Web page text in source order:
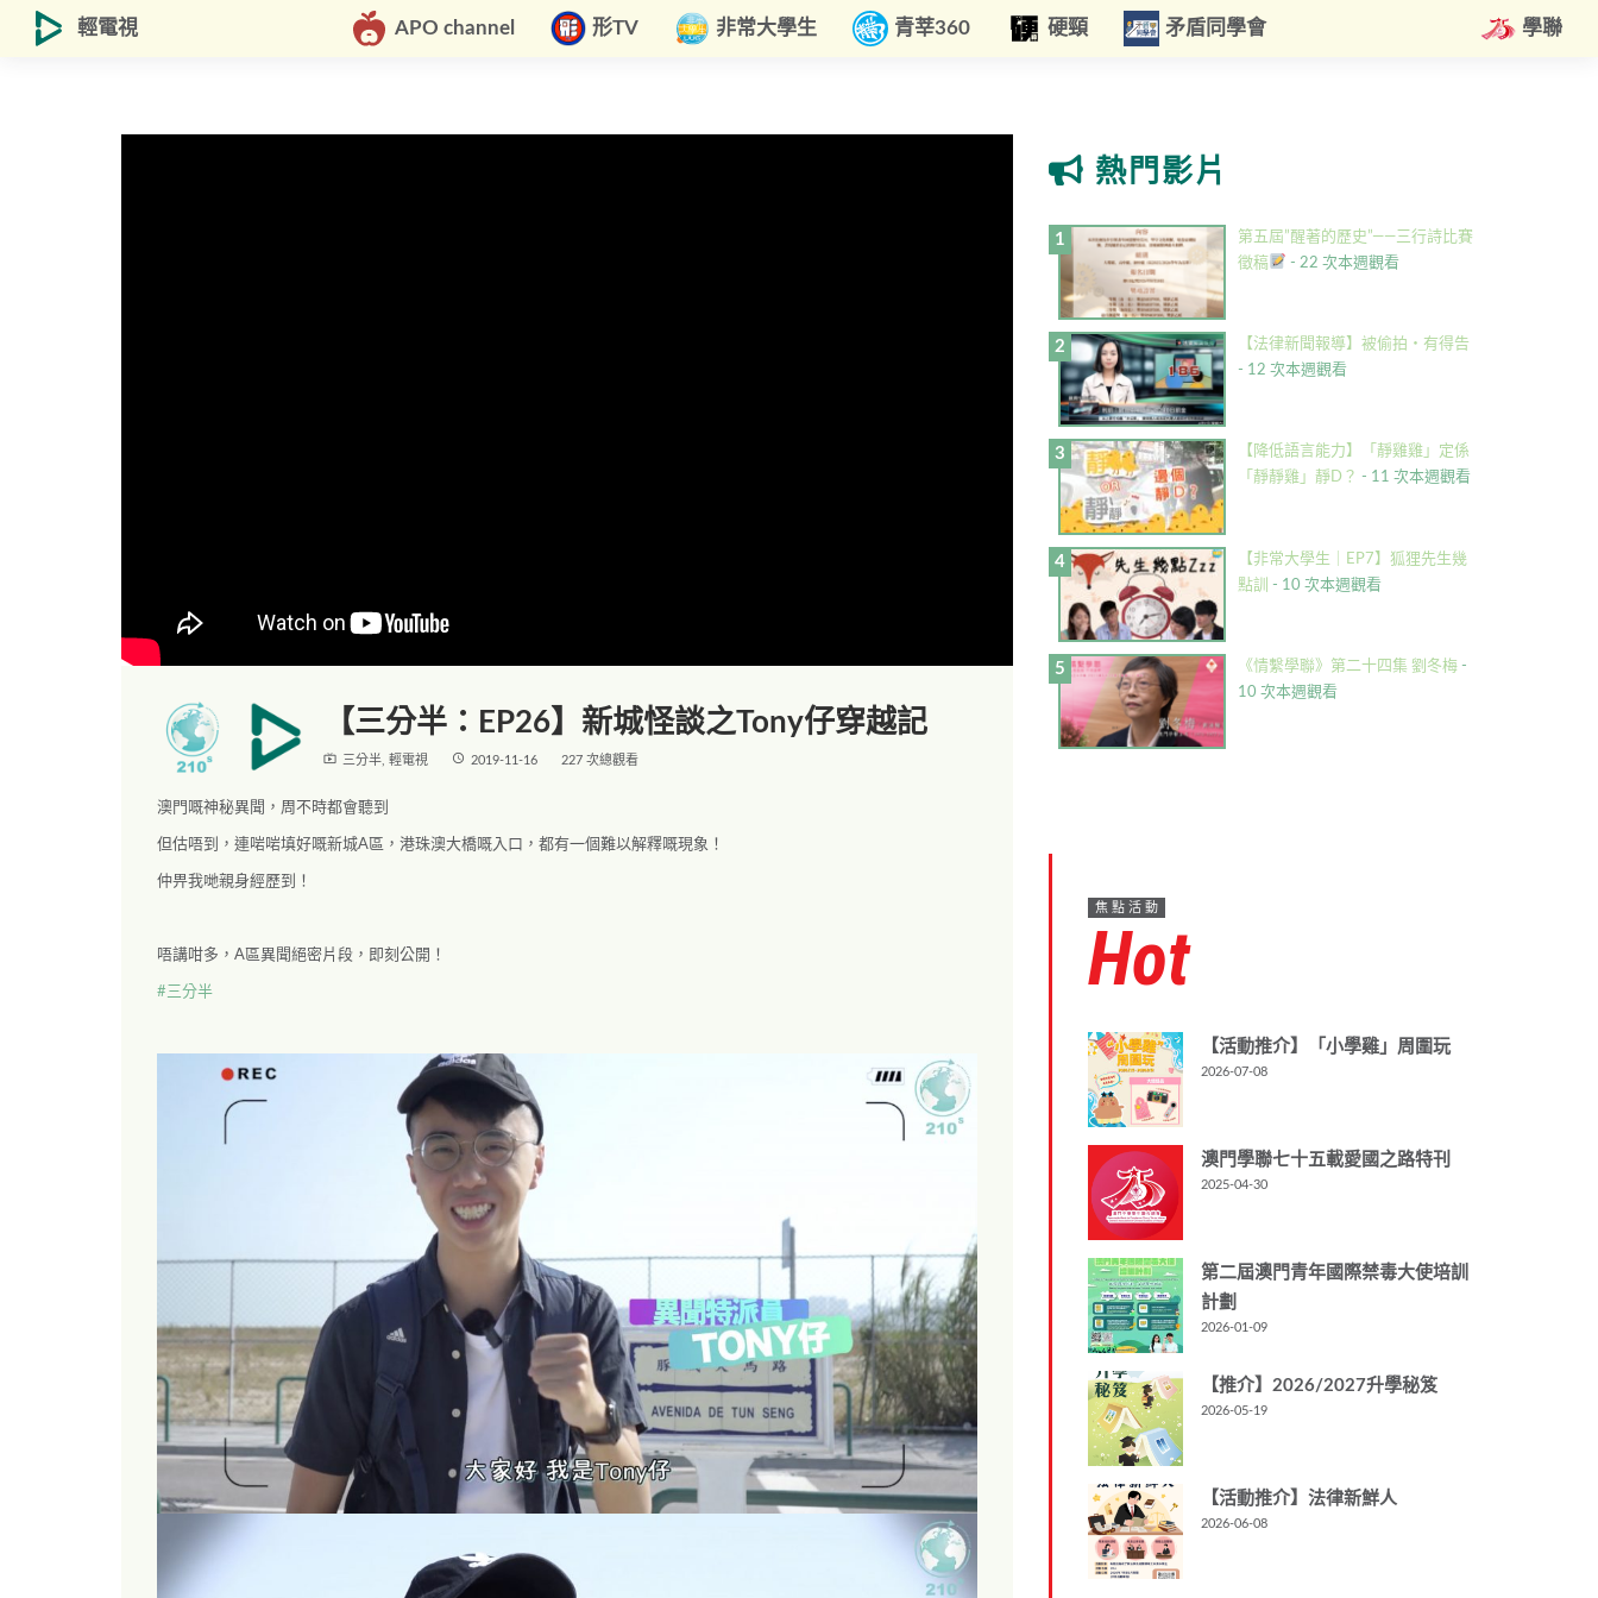
輕電視 APO channel 形TV 非常大學生 青莘360 硬頸 矛盾同學會 學聯
【三分半：EP26】新城怪談之Tony仔穿越記
live_tv 三分半 輕電視 access_time 2019-11-16 227 次總觀看
澳門嘅神秘異聞，周不時都會聽到
但估唔到，連啱啱填好嘅新城A區，港珠澳大橋嘅入口，都有一個難以解釋嘅現象！
仲畀我哋親身經歷到！
唔講咁多，A區異聞絕密片段，即刻公開！
#三分半
熱門影片
第五屆”醒著的歷史”——三行詩比賽
徵稿
- 22 次本週觀看
【法律新聞報導】被偷拍・有得告
- 12 次本週觀看
【降低語言能力】「靜雞雞」定係
「靜靜雞」靜D？ - 11 次本週觀看
【非常大學生｜EP7】狐狸先生幾
點訓 - 10 次本週觀看
《情繫學聯》第二十四集 劉冬梅 -
10 次本週觀看
焦點活動
Hot
【活動推介】「小學雞」周圍玩
2026-07-08
澳門學聯七十五載愛國之路特刊
2025-04-30
第二屆澳門青年國際禁毒大使培訓
計劃
2026-01-09
【推介】2026/2027升學秘笈
2026-05-19
【活動推介】法律新鮮人
2026-06-08